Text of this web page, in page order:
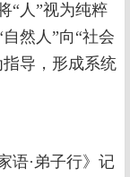
“人”视为纯粹
然人”向“社会
导，形成系统
语·弟子行》记